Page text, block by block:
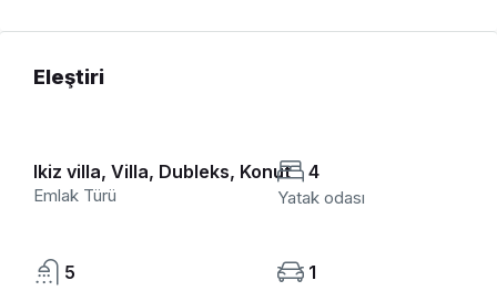
Eleştiri
Ikiz villa, Villa, Dubleks, Konut
Emlak Türü
4
Yatak odası
5 1